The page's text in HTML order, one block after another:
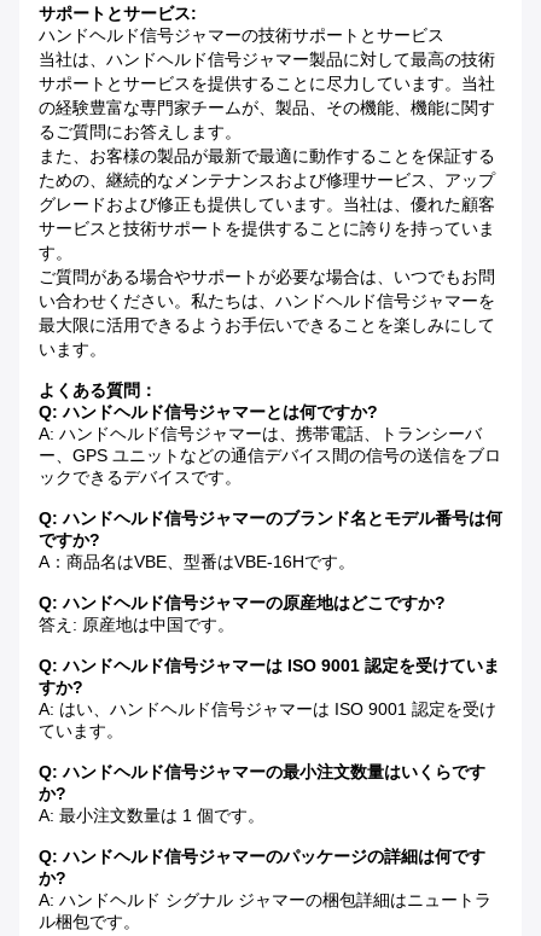
サポートとサービス:
ハンドヘルド信号ジャマーの技術サポートとサービス
当社は、ハンドヘルド信号ジャマー製品に対して最高の技術
サポートとサービスを提供することに尽力しています。当社
の経験豊富な専門家チームが、製品、その機能、機能に関す
るご質問にお答えします。
また、お客様の製品が最新で最適に動作することを保証する
ための、継続的なメンテナンスおよび修理サービス、アップ
グレードおよび修正も提供しています。当社は、優れた顧客
サービスと技術サポートを提供することに誇りを持っていま
す。
ご質問がある場合やサポートが必要な場合は、いつでもお問
い合わせください。私たちは、ハンドヘルド信号ジャマーを
最大限に活用できるようお手伝いできることを楽しみにして
います。
よくある質問：
Q: ハンドヘルド信号ジャマーとは何ですか?
A: ハンドヘルド信号ジャマーは、携帯電話、トランシーバ
ー、GPS ユニットなどの通信デバイス間の信号の送信をブロ
ックできるデバイスです。
Q: ハンドヘルド信号ジャマーのブランド名とモデル番号は何
ですか?
A：商品名はVBE、型番はVBE-16Hです。
Q: ハンドヘルド信号ジャマーの原産地はどこですか?
答え: 原産地は中国です。
Q: ハンドヘルド信号ジャマーは ISO 9001 認定を受けていま
すか?
A: はい、ハンドヘルド信号ジャマーは ISO 9001 認定を受け
ています。
Q: ハンドヘルド信号ジャマーの最小注文数量はいくらです
か?
A: 最小注文数量は 1 個です。
Q: ハンドヘルド信号ジャマーのパッケージの詳細は何です
か?
A: ハンドヘルド シグナル ジャマーの梱包詳細はニュートラ
ル梱包です。